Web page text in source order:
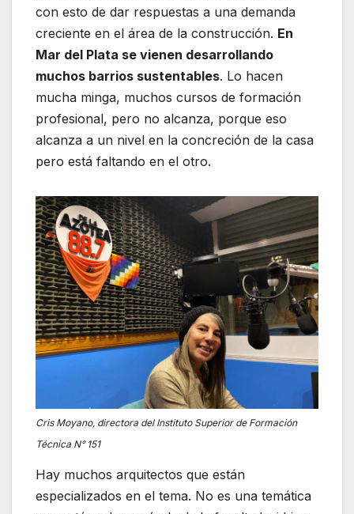
con esto de dar respuestas a una demanda
creciente en el área de la construcción. En
Mar del Plata se vienen desarrollando
muchos barrios sustentables. Lo hacen
mucha minga, muchos cursos de formación
profesional, pero no alcanza, porque eso
alcanza a un nivel en la concreción de la casa
pero está faltando en el otro.
Cris Moyano, directora del Instituto Superior de Formación
Técnica N° 151
Hay muchos arquitectos que están
especializados en el tema. No es una temática